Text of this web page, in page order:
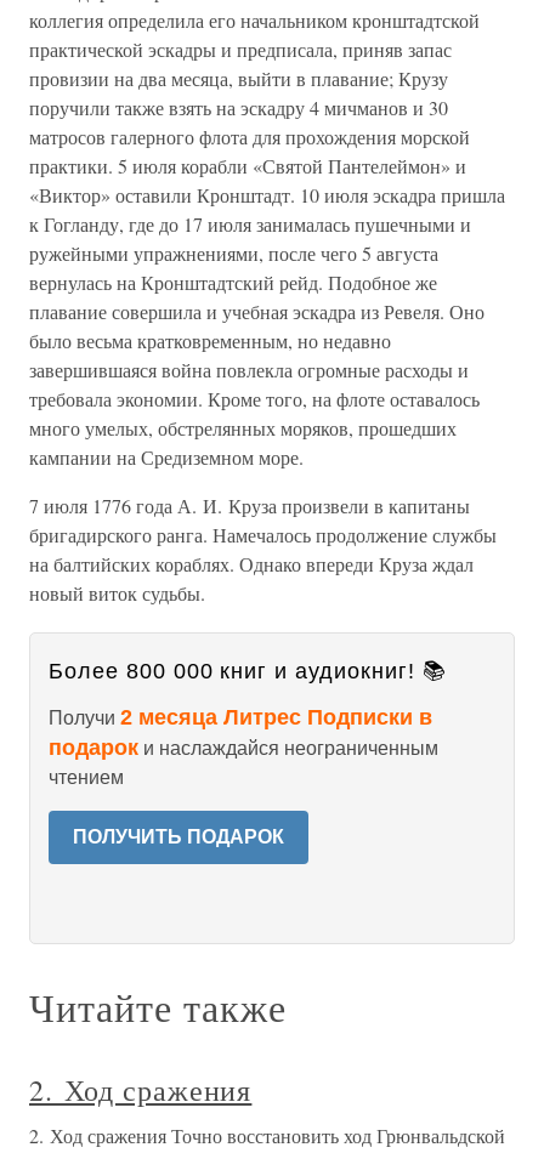
коллегия определила его начальником кронштадтской
практической эскадры и предписала, приняв запас
провизии на два месяца, выйти в плавание; Крузу
поручили также взять на эскадру 4 мичманов и 30
матросов галерного флота для прохождения морской
практики. 5 июля корабли «Святой Пантелеймон» и
«Виктор» оставили Кронштадт. 10 июля эскадра пришла
к Гогланду, где до 17 июля занималась пушечными и
ружейными упражнениями, после чего 5 августа
вернулась на Кронштадтский рейд. Подобное же
плавание совершила и учебная эскадра из Ревеля. Оно
было весьма кратковременным, но недавно
завершившаяся война повлекла огромные расходы и
требовала экономии. Кроме того, на флоте оставалось
много умелых, обстрелянных моряков, прошедших
кампании на Средиземном море.
7 июля 1776 года А. И. Круза произвели в капитаны
бригадирского ранга. Намечалось продолжение службы
на балтийских кораблях. Однако впереди Круза ждал
новый виток судьбы.
Более 800 000 книг и аудиокниг! 📚
Получи 2 месяца Литрес Подписки в
подарок и наслаждайся неограниченным
чтением
ПОЛУЧИТЬ ПОДАРОК
Читайте также
2. Ход сражения
2. Ход сражения Точно восстановить ход Грюнвальдской